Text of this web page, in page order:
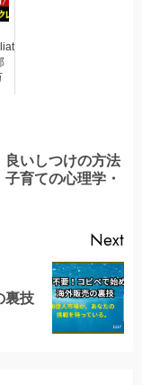
」
いしつけの方法
子育ての心理学・
Next
裏技